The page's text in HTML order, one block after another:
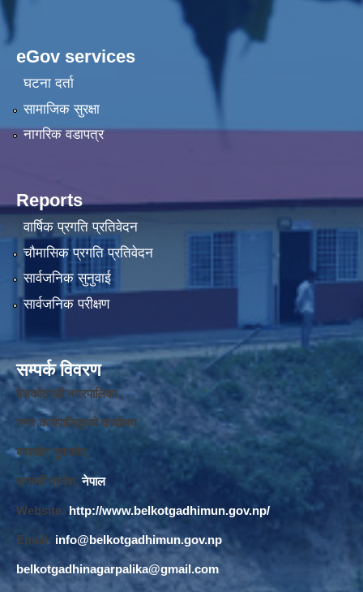
eGov services
घटना दर्ता
सामाजिक सुरक्षा
नागरिक वडापत्र
Reports
वार्षिक प्रगति प्रतिवेदन
चौमासिक प्रगति प्रतिवेदन
सार्वजनिक सुनुवाई
सार्वजनिक परीक्षण
सम्पर्क विवरण
बेलकोटगढी नगरपालिका ,
नगर कार्यपालिकाको कार्यालय,
बाघखोर नुवाकोट,
बागमती प्रदेश, नेपाल
Website: http://www.belkotgadhimun.gov.np/
Email: info@belkotgadhimun.gov.np
belkotgadhinagarpalika@gmail.com